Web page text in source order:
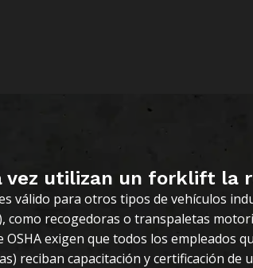
vez utilizan un forklift la
válido para otros tipos de vehículos
como recogedoras o transpaletas
OSHA exigen que todos los empleados
reciban capacitación y certificación